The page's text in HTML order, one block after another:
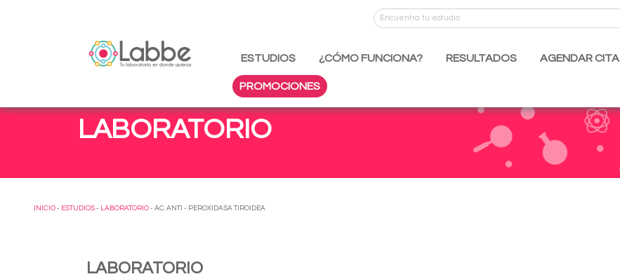
ESTUDIOS ¿CÓMO FUNCIONA? RESULTADOS AGENDAR CITA
PROMOCIONES
LABORATORIO
INICIO - ESTUDIOS - LABORATORIO - AC. ANTI - PEROXIDASA TIROIDEA
LABORATORIO